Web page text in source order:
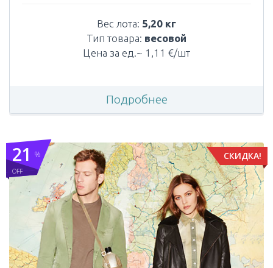
Вес лота: 5,20 кг
Тип товара: весовой
Цена за ед.~ 1,11 €/шт
Подробнее
СКИДКА!
%
OFF
21